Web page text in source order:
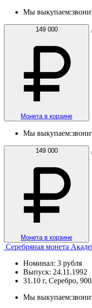
Мы выкупаем:
149 000
Монета в корзине
Мы выкупаем:
149 000
Монета в корзине
Серебряная монета
Номинал: 3 рубля
Выпуск: 24.11.1992
31.10 г, Серебро,
Мы выкупаем: